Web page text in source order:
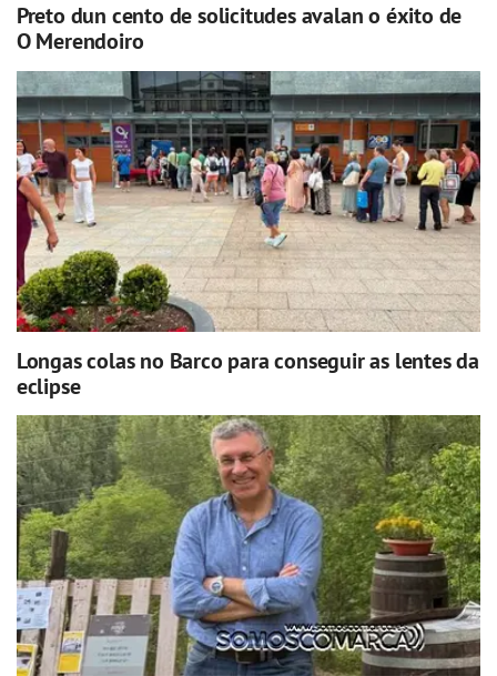
Preto dun cento de solicitudes avalan o éxito de
O Merendoiro
Longas colas no Barco para conseguir as lentes da
eclipse